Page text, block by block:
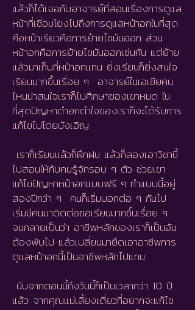
แล้วก็ได้เจอกับอาจารย์ที่สอนเรื่องการดูแล
หน้าที่เชื่อมโยงไปถึงการดูแลหน้าอกในที่สุด
คือหน้าเรียวคือการย้ายไขมันออก ส่วน
หน้าอกคือการย้ายไขมันออกเช่นกัน แต่ย้าย
แล้วมาเก็บที่หน้าอกแทน ยิ่งเรียนก็ยิ่งสนใจ
เรียนมากขึ้นเรื่อย ๆ อาจารย์ในเอเชียคน
ไหนน่าสนใจเราก็ไปศึกษาของเขาหมด ใน
ที่สุดปัญหาตำอกตำใจของเราก็จะได้รับการ
แก้ไขไปโดยบังเอิญ
เราก็เรียนแล้วก็ฝึกฝน แล้วก็ลองเอาวิชานี้
ไปสอนให้กับคนรู้จักรอบ ๆ ตัว ช่วยเขา
แก้ไขปัญหาหน้าอกแบบฟรี ๆ ทำแบบนี้อยู่
สองปีกว่า ๆ คนก็เริ่มบอกต่อ ๆ กันไป
เริ่มมีคนมาติดต่อขอเรียนมากขึ้นเรื่อย ๆ
จนกลายเป็นว่า อาชีพหลักของเราก็เป็นอัน
ต้องพับไป แล้วเปลี่ยนมายึดเอาอาชีพการ
ดูแลหน้าอกนี้เป็นอาชีพหลักไปแทน
นับจากตอนนี้ถึงวันนี้ก็เป็นเวลากว่า 10 ปี
แล้ว จากคุณแม่เลี้ยงเดี่ยวที่อยากจะแก้ไข